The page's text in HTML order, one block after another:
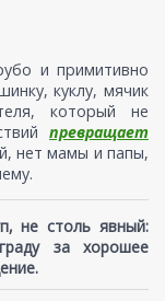
и примитивно
куклу, мячик
который не
превращает
нет мамы и папы,
не столь явный:
за хорошее